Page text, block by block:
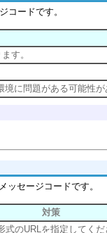
コードです。
す。
に問題がある可能性が
ッセージコードです。
対策
式のURLを指定してくだ